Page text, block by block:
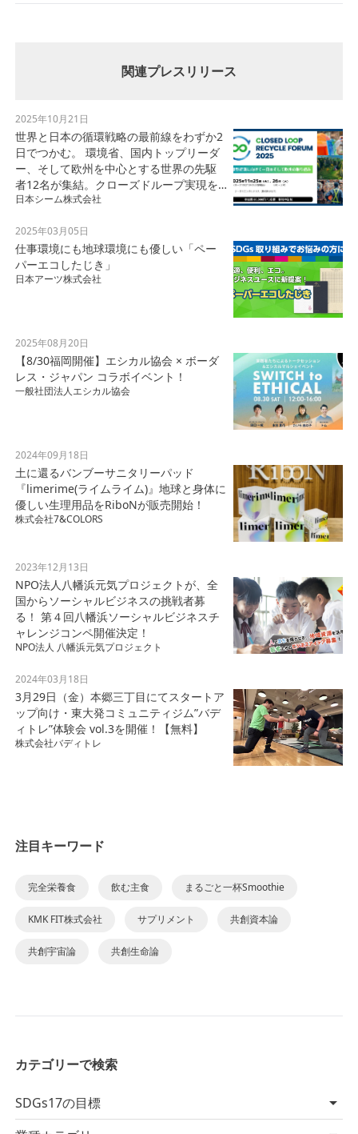
関連プレスリリース
2025年10月21日
世界と日本の循環戦略の最前線をわずか2
日でつかむ。 環境省、国内トップリーダ
ー、そして欧州を中心とする世界の先駆
者12名が集結。クローズドループ実現を
議論する“世界最前線のリサイクルフォー
日本シーム株式会社
2025年03月05日
仕事環境にも地球環境にも優しい「ペー
パーエコしたじき」
日本アーツ株式会社
2025年08月20日
【8/30福岡開催】エシカル協会 × ボーダ
レス・ジャパン コラボイベント！
一般社団法人エシカル協会
2024年09月18日
土に還るバンブーサニタリーパッド
『limerime(ライムライム)』地球と身体に
優しい生理用品をRiboNが販売開始！
株式会社7&COLORS
2023年12月13日
NPO法人八幡浜元気プロジェクトが、全
国からソーシャルビジネスの挑戦者募
る！ 第４回八幡浜ソーシャルビジネスチ
ャレンジコンペ開催決定！
NPO法人 八幡浜元気プロジェクト
2024年03月18日
3月29日（金）本郷三丁目にてスタートア
ップ向け・東大発コミュニティジム”バデ
ィトレ”体験会 vol.3を開催！【無料】
株式会社バディトレ
注目キーワード
完全栄養食 飲む主食 まるごと一杯Smoothie
KMK FIT株式会社 サプリメント 共創資本論
共創宇宙論 共創生命論
カテゴリーで検索
SDGs17の目標